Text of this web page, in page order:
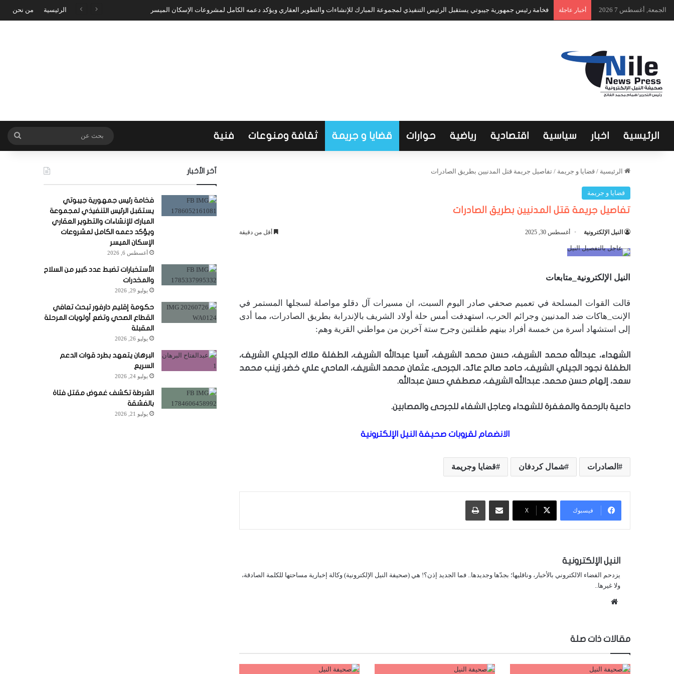
الجمعة, أغسطس 7 2026 أخبار عاجلة فخامة رئيس جمهورية جيبوتي يستقبل الرئيس التنفيذي لمجموعة المبارك للإنشاءات والتطوير العقاري ويؤكد دعمه الكامل لمشروعات الإسكان الميسر الرئيسية من نحن
الرئيسية اخبار سياسية اقتصادية رياضية حوارات قضايا و جريمة ثقافة ومنوعات فنية بحث
عن
الرئيسية / قضايا و جريمة / تفاصيل جريمة قتل المدنيين بطريق الصادرات
قضايا و جريمة
تفاصيل جريمة قتل المدنيين بطريق الصادرات
النيل الإلكترونية أغسطس 30, 2025 أقل من دقيقة
النيل الإلكترونية_متابعات
قالت القوات المسلحة في تعميم صحفي صادر اليوم السبت، ان مسيرات آل دقلو مواصلة لسجلها المستمر في
الإنت_هاكات ضد المدنيين وجرائم الحرب، استهدفت أمس حلة أولاد الشريف بالإندرابة بطريق الصادرات، مما أدى
إلى استشهاد أسرة من خمسة أفراد بينهم طفلتين وجرح ستة آخرين من مواطني القرية وهم:
الشهداء، عبدالله محمد الشريف، حسن محمد الشريف، آسيا عبدالله الشريف، الطفلة ملاك الجيلي الشريف،
الطفلة نجود الجيلي الشريف، حامد صالح عائد، الجرحى، عثمان محمد الشريف، الماحي علي خضر، زينب محمد
سعد، إلهام حسن محمد، عبدالله الشريف، مصطفي حسن عبدالله.
داعية بالرحمة والمغفرة للشهداء وعاجل الشفاء للجرحى والمصابين.
الانضمام لقروبات صحيفة النيل الإلكترونية
الصادرات شمال كردفان قضايا وجريمة
فيسبوك X
مشاركة عبر البريد طباعة
النيل الإلكترونية
يزدحم الفضاء الالكتروني بالأخبار، وناقليها؛ بجدّها وجديدها.. فما الجديد إذن؟! هي (صحيفة النيل الإلكترونية) وكالة إخبارية مساحتها للكلمة الصادقة،
ولا غيرها..
مقالات ذات صلة
آخر الأخبار
فخامة رئيس جمهورية جيبوتي
يستقبل الرئيس التنفيذي لمجموعة
المبارك للإنشاءات والتطوير العقاري
ويؤكد دعمه الكامل لمشروعات
الإسكان الميسر
أغسطس 6, 2026
الأستخبارات تضبط عدد كبير من السلاح
والمخدرات
يوليو 29, 2026
حكومة إقليم دارفور تبحث تعافي
القطاع الصحي وتضع أولويات المرحلة
المقبلة
يوليو 26, 2026
البرهان يتعهد بطرد قوات الدعم
السريع
يوليو 24, 2026
الشرطة تكشف غموض مقتل فتاة
بالفشقة
يوليو 21, 2026